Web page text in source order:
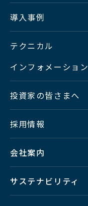
導入事例
テクニカル
インフォメーション
投資家の皆さまへ
採用情報
会社案内
サステナビリティ